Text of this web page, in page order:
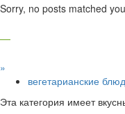
Sorry, no posts matched
»
вегетарианские
Эта категория имеет